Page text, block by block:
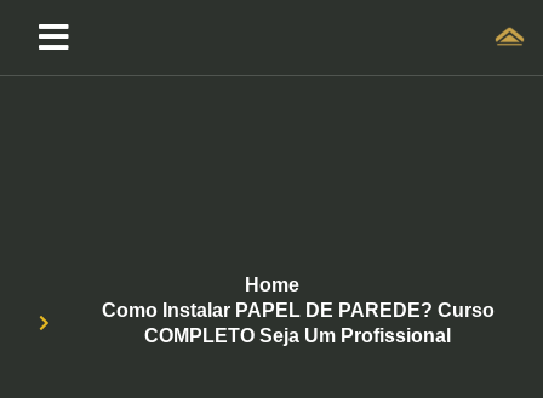
Home
Como Instalar PAPEL DE PAREDE? Curso
COMPLETO Seja Um Profissional